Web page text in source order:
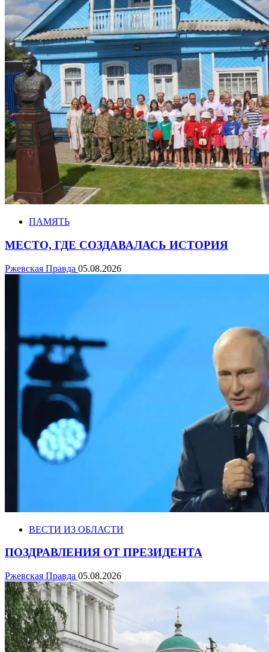
ПАМЯТЬ
МЕСТО, ГДЕ СОЗДАВАЛАСЬ ИСТОРИЯ
Ржевская Правда 05.08.2026
ВЕСТИ ИЗ ОБЛАСТИ
ПОЗДРАВЛЕНИЯ ОТ ПРЕЗИДЕНТА
Ржевская Правда 05.08.2026